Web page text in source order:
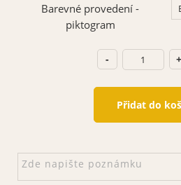
Barevné provedení -
piktogram